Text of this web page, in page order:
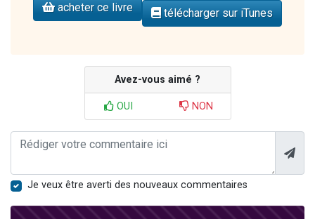
acheter ce livre télécharger sur iTunes
Avez-vous aimé ?
OUI NON
Je veux être averti des nouveaux commentaires